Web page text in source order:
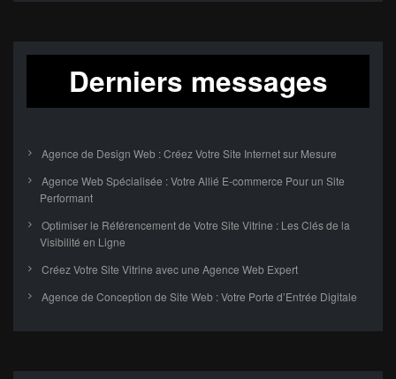
Derniers messages
Agence de Design Web : Créez Votre Site Internet sur Mesure
Agence Web Spécialisée : Votre Allié E-commerce Pour un Site
Performant
Optimiser le Référencement de Votre Site Vitrine : Les Clés de la
Visibilité en Ligne
Créez Votre Site Vitrine avec une Agence Web Expert
Agence de Conception de Site Web : Votre Porte d’Entrée Digitale